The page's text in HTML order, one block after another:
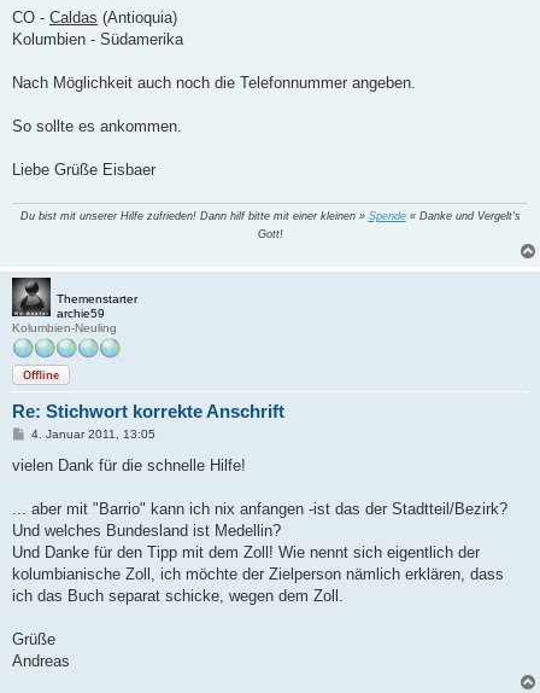
CO - Caldas (Antioquia)
Kolumbien - Südamerika
Nach Möglichkeit auch noch die Telefonnummer angeben.
So sollte es ankommen.
Liebe Grüße Eisbaer
Du bist mit unserer Hilfe zufrieden! Dann hilf bitte mit einer kleinen » Spende« Danke und Vergelt's
Gott!
Themenstarter
archie59
Kolumbien-Neuling
Offline
Re: Stichwort korrekte Anschrift
B
i
a
4. Januar 2011, 13:05
vielen Dank für die schnelle Hilfe!
... aber mit "Barrio" kann ich nix anfangen -ist das der Stadtteil/Bezirk?
Und welches Bundesland ist Medellin?
Und Danke für den Tipp mit dem Zoll! Wie nennt sich eigentlich der
kolumbianische Zoll, ich möchte der Zielperson nämlich erklären, dass
ich das Buch separat schicke, wegen dem Zoll.
Grüße
Andreas